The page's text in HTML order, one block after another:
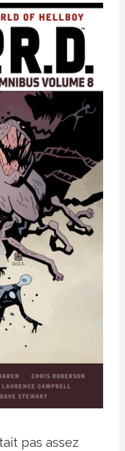
pas assez